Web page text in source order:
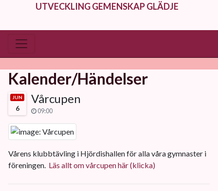
UTVECKLING GEMENSKAP GLÄDJE
Kalender/Händelser
JUN
6
Vårcupen
09:00
Vårens klubbtävling i Hjördishallen för alla våra gymnaster i
föreningen. Läs allt om vårcupen här (klicka)